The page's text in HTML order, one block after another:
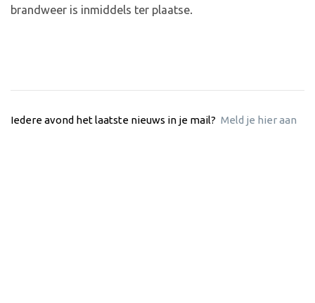
brandweer is inmiddels ter plaatse.
Iedere avond het laatste nieuws in je mail? Meld je hier aan